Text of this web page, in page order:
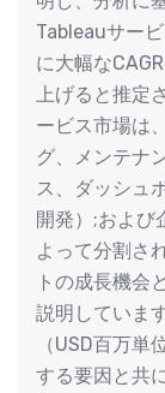
Tableauサー
に大幅な
上げると推定
ービス市場は
グ、メンテナ
ス、ダッシュ
開発）;および
よって分割さ
トの成長機会
説明していま
（USD百万
する要因と共